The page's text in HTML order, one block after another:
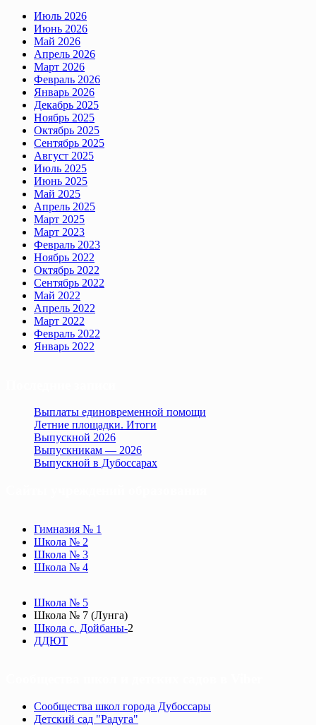
Июль 2026
Июнь 2026
Май 2026
Апрель 2026
Март 2026
Февраль 2026
Январь 2026
Декабрь 2025
Ноябрь 2025
Октябрь 2025
Сентябрь 2025
Август 2025
Июль 2025
Июнь 2025
Май 2025
Апрель 2025
Март 2025
Март 2023
Февраль 2023
Ноябрь 2022
Октябрь 2022
Сентябрь 2022
Май 2022
Апрель 2022
Март 2022
Февраль 2022
Январь 2022
Выплаты единовременной помощи
Летние площадки. Итоги
Выпускной 2026
Выпускникам — 2026
Выпускной в Дубоссарах
Гимназия № 1
Школа № 2
Школа № 3
Школа № 4
Школа № 5
Школа № 7 (Лунга)
Школа с. Дойбаны-2
ДДЮТ
Сообщества школ города Дубоссары
Детский сад "Радуга"